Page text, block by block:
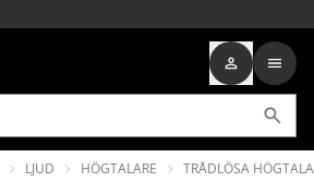
LJUD HÖGTALARE TRÅDLÖSA